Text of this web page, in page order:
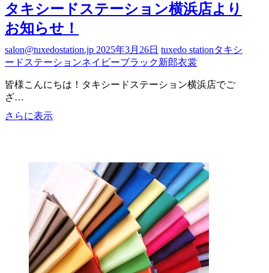
タキシードステーション横浜店より
お知らせ！
salon@tuxedostation.jp 2025年3月26日 tuxedo stationタキシ
ードステーションネイビーブラック新郎衣裳
皆様こんにちは！タキシードステーション横浜店でご
ざ…
さらに表示タ
ー
シ
ョ
ン
横
浜